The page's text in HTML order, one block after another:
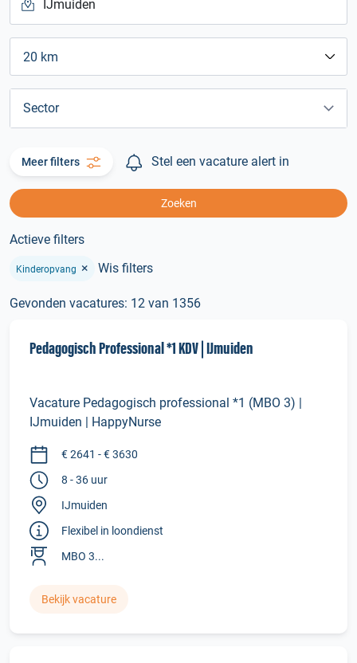
20 km
Sector
Meer filters Stel een vacature alert in
Zoeken
Actieve filters
Kinderopvang × Wis filters
Gevonden vacatures: 12 van 1356
Pedagogisch Professional *1 KDV | IJmuiden
Vacature Pedagogisch professional *1 (MBO 3) |
IJmuiden | HappyNurse
€ 2641 - € 3630
8 - 36 uur
IJmuiden
Flexibel in loondienst
MBO 3...
Bekijk vacature